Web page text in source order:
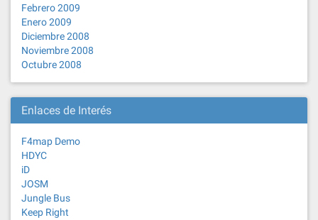
Febrero 2009
Enero 2009
Diciembre 2008
Noviembre 2008
Octubre 2008
Enlaces de Interés
F4map Demo
HDYC
iD
JOSM
Jungle Bus
Keep Right